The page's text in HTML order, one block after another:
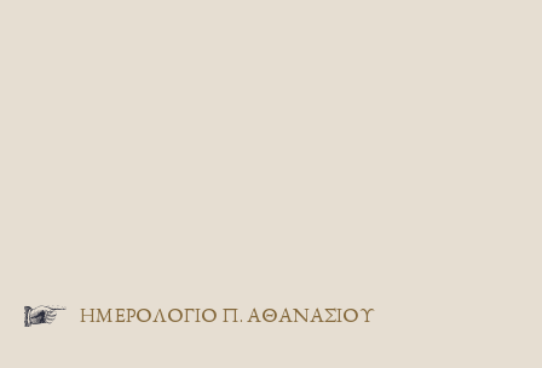
ΗΜΕΡΟΛΟΓΙΟ Π. ΑΘΑΝΑΣΙΟΥ